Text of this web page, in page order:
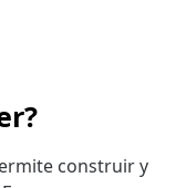
construir y